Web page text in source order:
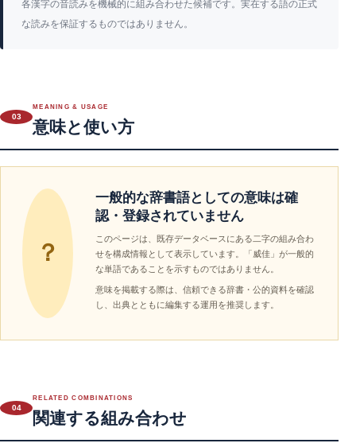
各漢字の音読みを機械的に組み合わせた候補です。実在する語の正式
な読みを保証するものではありません。
03
MEANING & USAGE
意味と使い方
？
一般的な辞書語としての意味は確
認・登録されていません
このページは、既存データベースにある二字の組み合わ
せを構成情報として表示しています。「威佳」が一般的
な単語であることを示すものではありません。
意味を掲載する際は、信頼できる辞書・公的資料を確認
し、出典とともに編集する運用を推奨します。
04
RELATED COMBINATIONS
関連する組み合わせ